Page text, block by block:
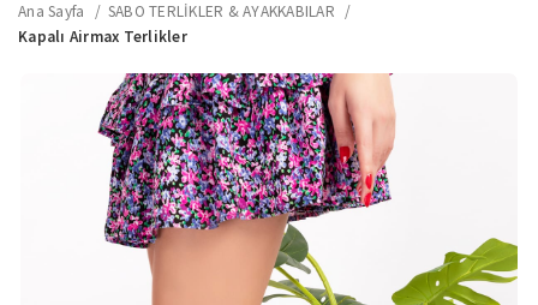
Ana Sayfa
SABO TERLİKLER & AYAKKABILAR
Kapalı Airmax Terlikler